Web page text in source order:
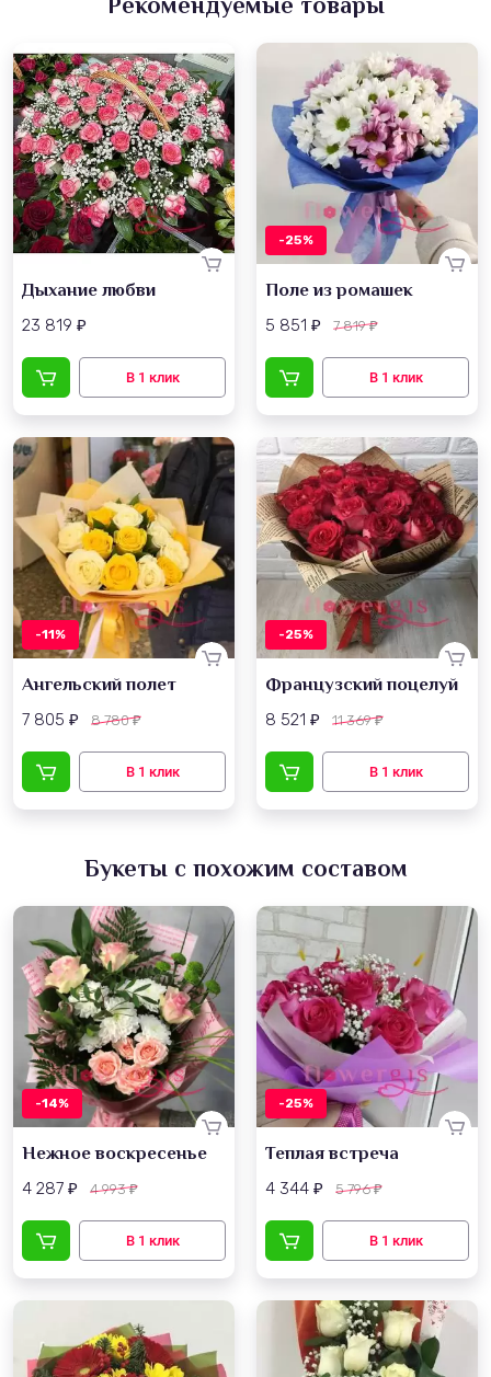
Дыхание любви
23 819 ₽
-25%
Поле из ромашек
5 851 ₽ 7 819₽
-11%
Ангельский полет
7 805 ₽ 8 780₽
-25%
Французский поцелуй
8 521 ₽ 11 369₽
Букеты с похожим составом
-14%
Нежное воскресенье
4 287 ₽ 4 993₽
-25%
Теплая встреча
4 344 ₽ 5 796₽